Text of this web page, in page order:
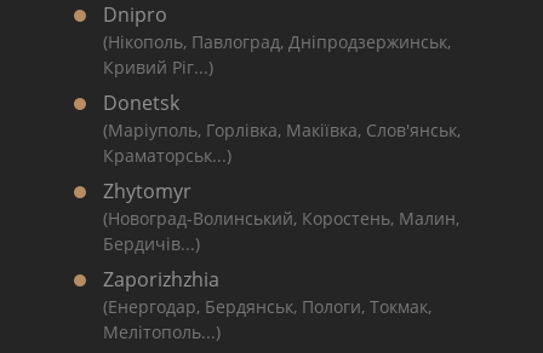
Dnipro
(Нікополь, Павлоград, Дніпродзержинськ,
Кривий Ріг...)
Donetsk
(Маріуполь, Горлівка, Макіївка, Слов'янськ,
Краматорськ...)
Zhytomyr
(Новоград-Волинський, Коростень, Малин,
Бердичів...)
Zaporizhzhia
(Енергодар, Бердянськ, Пологи, Токмак,
Мелітополь...)